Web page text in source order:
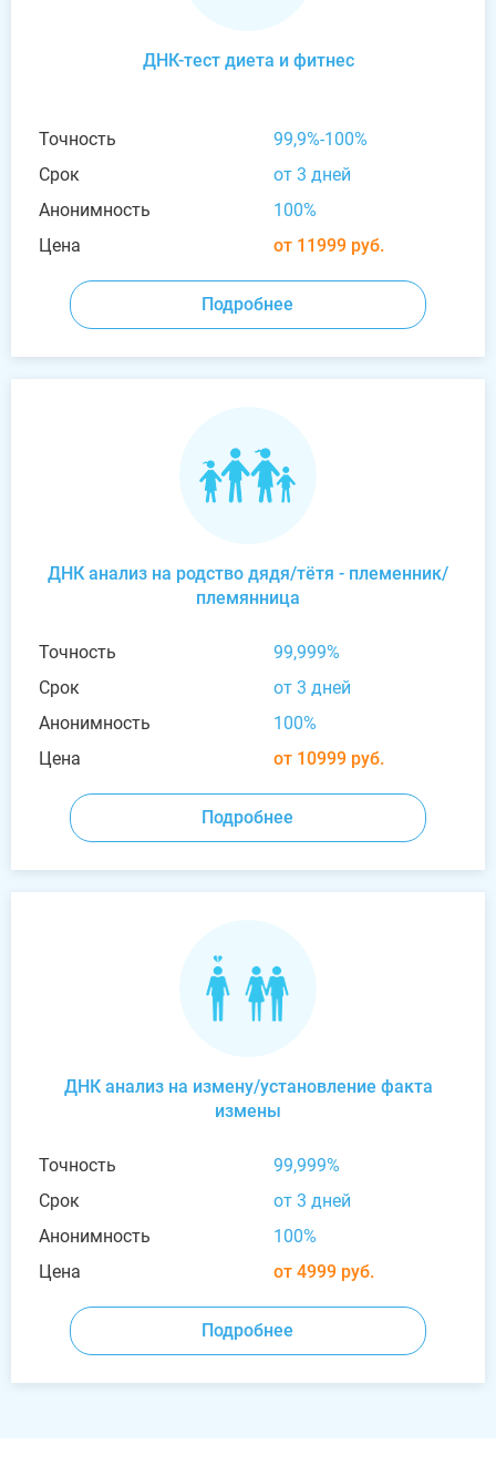
ДНК-тест диета и фитнес
Точность
99,9%-100%
Срок
от 3 дней
Анонимность
100%
Цена
от 11999 руб.
Подробнее
ДНК анализ на родство дядя/тётя - племенник/
племянница
Точность
99,999%
Срок
от 3 дней
Анонимность
100%
Цена
от 10999 руб.
Подробнее
ДНК анализ на измену/установление факта
измены
Точность
99,999%
Срок
от 3 дней
Анонимность
100%
Цена
от 4999 руб.
Подробнее